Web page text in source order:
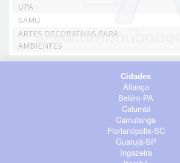
UPA
SAMU
ARTES DECORATIVAS PARA
AMBIENTES
Cidades
Aliança
Belém-PA
Calumbi
Camutanga
Florianópolis-SC
Guarujá-SP
Ingazeira